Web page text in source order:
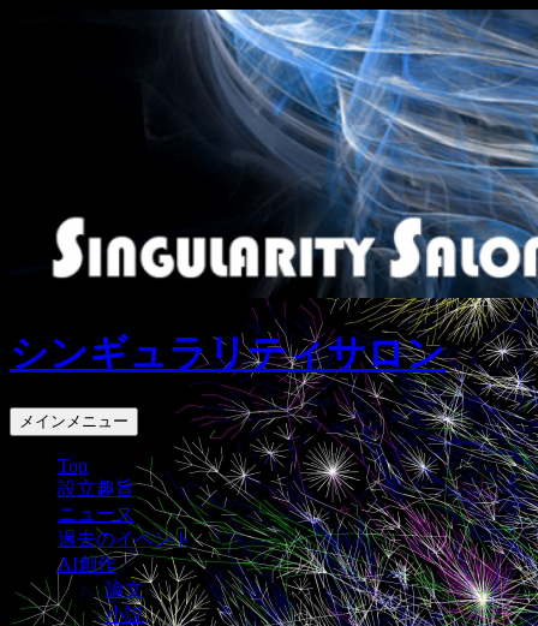
シンギュラリティサロン
検
索
メインメニュー
Top
設立趣旨
ニュース
過去のイベント
AI創作
論文
小説